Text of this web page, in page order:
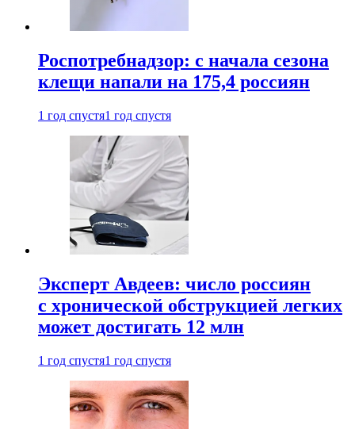
Роспотребнадзор: с начала сезона
клещи напали на 175,4 россиян
1 год спустя1 год спустя
Эксперт Авдеев: число россиян
с хронической обструкцией легких
может достигать 12 млн
1 год спустя1 год спустя